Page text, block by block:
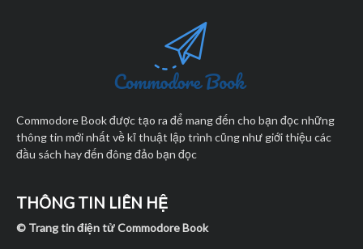
Commodore Book được tạo ra để mang đến cho bạn đọc những
thông tin mới nhất về kĩ thuật lập trình cũng như giới thiệu các
đầu sách hay đến đông đảo bạn đọc
THÔNG TIN LIÊN HỆ
© Trang tin điện tử Commodore Book